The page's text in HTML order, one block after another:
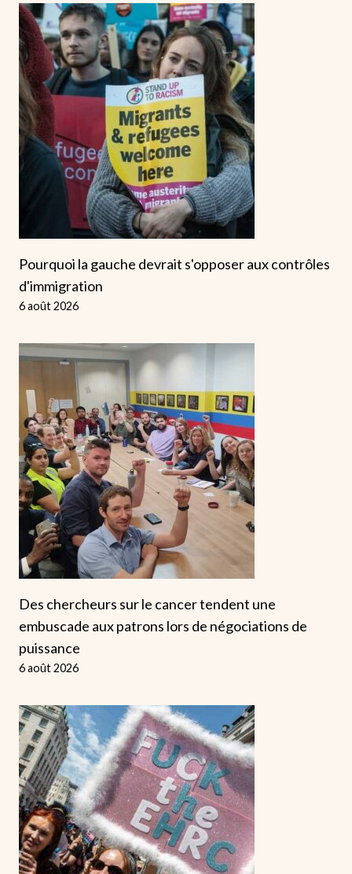
Pourquoi la gauche devrait s'opposer aux contrôles
d'immigration
6 août 2026
Des chercheurs sur le cancer tendent une
embuscade aux patrons lors de négociations de
puissance
6 août 2026